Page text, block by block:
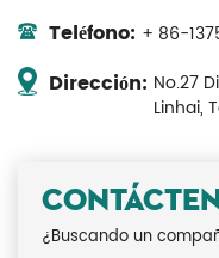
Teléfono: + 86-
Dirección: No.27
Linhai,
¿Buscando un